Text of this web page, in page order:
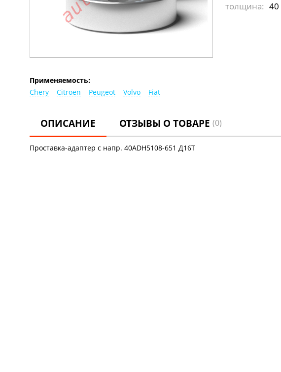
толщина: 40
Применяемость:
Chery
Citroen Peugeot Volvo Fiat
ОПИСАНИЕ ОТЗЫВЫ О ТОВАРЕ (0)
Проставка-адаптер с напр. 40ADH5108-651 Д16Т